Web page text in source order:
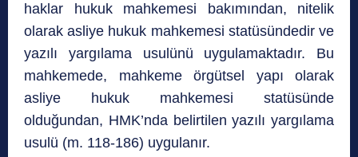
haklar hukuk mahkemesi bakımından, nitelik
olarak asliye hukuk mahkemesi statüsündedir ve
yazılı yargılama usulünü uygulamaktadır. Bu
mahkemede, mahkeme örgütsel yapı olarak
asliye hukuk mahkemesi statüsünde
olduğundan, HMK’nda belirtilen yazılı yargılama
usulü (m. 118-186) uygulanır.